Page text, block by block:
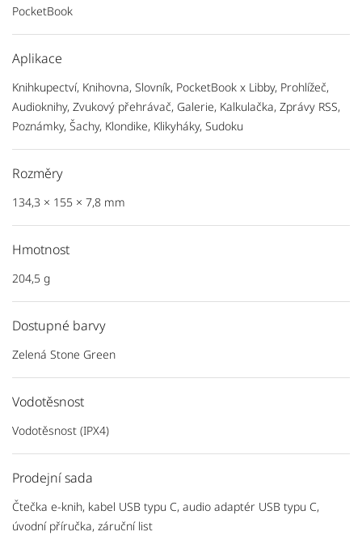
PocketBook
Aplikace
Knihkupectví, Knihovna, Slovník, PocketBook x Libby, Prohlížeč,
Audioknihy, Zvukový přehrávač, Galerie, Kalkulačka, Zprávy RSS,
Poznámky, Šachy, Klondike, Klikyháky, Sudoku
Rozměry
134,3 × 155 × 7,8 mm
Hmotnost
204,5 g
Dostupné barvy
Zelená Stone Green
Vodotěsnost
Vodotěsnost (IPX4)
Prodejní sada
Čtečka e-knih, kabel USB typu C, audio adaptér USB typu C,
úvodní příručka, záruční list